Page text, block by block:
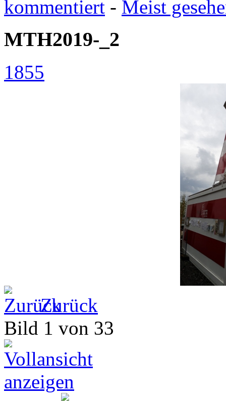
kommentiert - Meist
MTH2019-_2
1855
Zurück
Bild 1 von 33